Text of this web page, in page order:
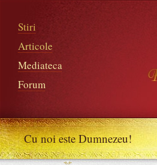
Stiri
Articole
Mediateca
Forum
Cu noi este Dumnezeu!